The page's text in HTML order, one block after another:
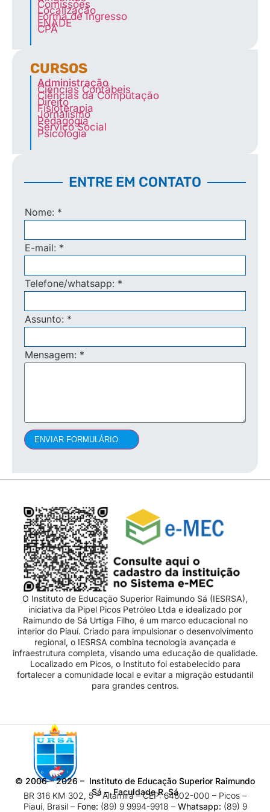
Comissões
Localização
Forma de Ingresso
ENADE
CPA
CURSOS
Administração
Ciências Contábeis
Ciências da Computação
Direito
Fisioterapia
Jornalismo
Pedagogia
Serviço Social
Psicologia
ENTRE EM CONTATO
Nome: *
E-mail: *
Telefone/whatsapp: *
Assunto: *
Mensagem: *
ENVIAR FORMULÁRIO
O Instituto de Educação Superior Raimundo Sá (IESRSA),
iniciativa da Pipel Picos Petróleo Ltda e idealizado por
Raimundo de Sá Urtiga Filho, é um marco educacional no
interior do Piauí. Criado para impulsionar o desenvolvimento
regional, o IESRSA combina tecnologia avançada e
infraestrutura completa, visando uma educação de qualidade.
Localizado em Picos, o Instituto foi estabelecido para
fortalecer a comunidade local e evitar a migração estudantil
para grandes centros.
© 2006 – 2026 – Instituto de Educação Superior Raimundo
Sá – Faculdade R. Sá
BR 316 KM 302, 5 – Altamira – CEP: 64602-000 – Picos –
Piauí, Brasil – Fone: (89) 9 9994-9918​ – Whatsapp: (89) 9